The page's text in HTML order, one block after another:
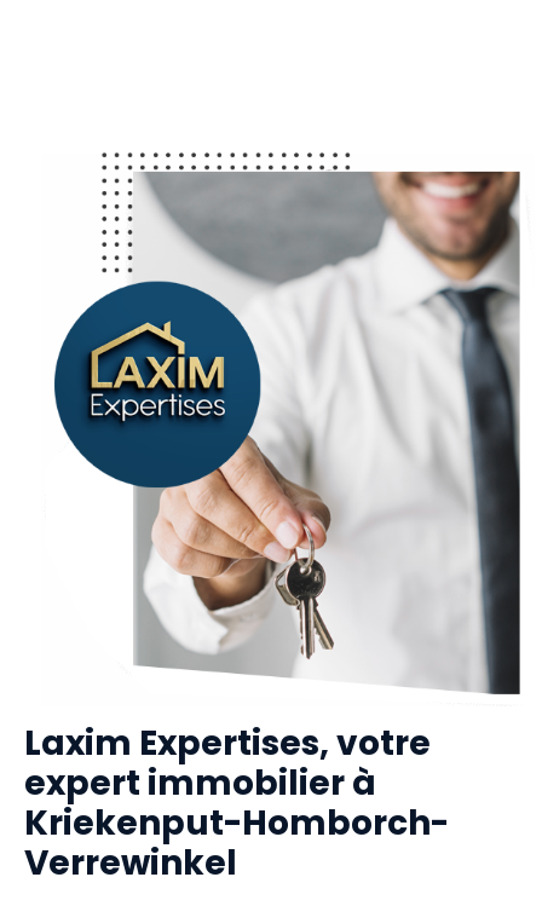
Laxim Expertises, votre
expert immobilier à
Kriekenput-Homborch-
Verrewinkel